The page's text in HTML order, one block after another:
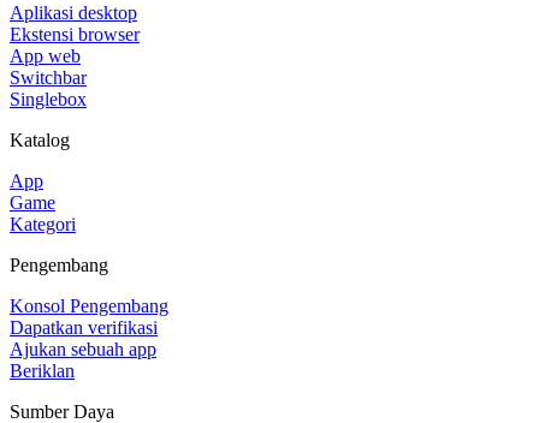
Aplikasi desktop
Ekstensi browser
App web
Switchbar
Singlebox
Katalog
App
Game
Kategori
Pengembang
Konsol Pengembang
Dapatkan verifikasi
Ajukan sebuah app
Beriklan
Sumber Daya